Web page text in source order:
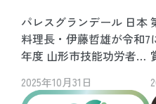
パレスグランデール 日本
料理長・伊藤哲雄が令和7
年度 山形市技能功労者褒
2025年10月31日